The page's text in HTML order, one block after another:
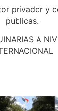
privador y
publicas.
A